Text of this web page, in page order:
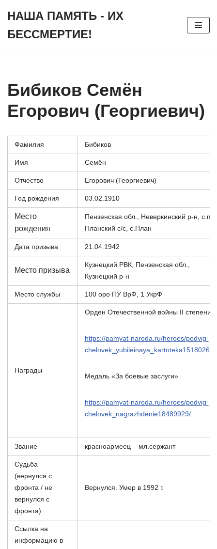
к
НАША ПАМЯТЬ - ИХ
БЕССМЕРТИЕ!
Бибиков Семён
Егорович (Георгиевич)
Фамилия Бибиков
Имя Семён
Отчество Егорович (Георгиевич)
Год рождения 03.02.1910
Место
рождения
Пензенская обл., Неверкинский р-н, с.п.
Планский с/с, с.План
Дата призыва 21.04.1942
Место призыва
Кузнецкий РВК, Пензенская обл.,
Кузнецкий р-н
Место службы 100 оро ПУ ВрФ, 1 УкрФ
Награды
Орден Отечественной войны II степени
https://pamyat-naroda.ru/heroes/podvig-
Медаль «За боевые заслуги»
https://pamyat-naroda.ru/heroes/podvig-
chelovek_nagrazhdenie18489929/
Звание красноармеец мл.сержант
Судьба
(вернулся с
фронта / не
вернулся с
фронта)
Вернулся. Умер в 1992 г.
Ссылка на
информацию в